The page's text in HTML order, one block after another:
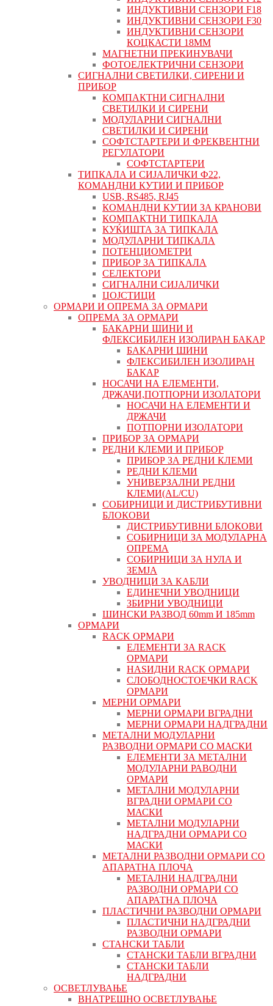
ИНДУКТИВНИ СЕНЗОРИ F18
ИНДУКТИВНИ СЕНЗОРИ F30
ИНДУКТИВНИ СЕНЗОРИ
КОЦКАСТИ 18ММ
МАГНЕТНИ ПРЕКИНУВАЧИ
ФОТОЕЛЕКТРИЧНИ СЕНЗОРИ
СИГНАЛНИ СВЕТИЛКИ, СИРЕНИ И
ПРИБОР
КОМПАКТНИ СИГНАЛНИ
СВЕТИЛКИ И СИРЕНИ
МОДУЛАРНИ СИГНАЛНИ
СВЕТИЛКИ И СИРЕНИ
СОФТСТАРТЕРИ И ФРЕКВЕНТНИ
РЕГУЛАТОРИ
СОФТСТАРТЕРИ
ТИПКАЛА И СИЈАЛИЧКИ Ф22,
КОМАНДНИ КУТИИ И ПРИБОР
USB, RS485, RJ45
КОМАНДНИ КУТИИ ЗА КРАНОВИ
КОМПАКТНИ ТИПКАЛА
КУЌИШТА ЗА ТИПКАЛА
МОДУЛАРНИ ТИПКАЛА
ПОТЕНЦИОМЕТРИ
ПРИБОР ЗА ТИПКАЛА
СЕЛЕКТОРИ
СИГНАЛНИ СИЈАЛИЧКИ
ЏОЈСТИЦИ
ОРМАРИ И ОПРЕМА ЗА ОРМАРИ
ОПРЕМА ЗА ОРМАРИ
БАКАРНИ ШИНИ И
ФЛЕКСИБИЛЕН ИЗОЛИРАН БАКАР
БАКАРНИ ШИНИ
ФЛЕКСИБИЛЕН ИЗОЛИРАН
БАКАР
НОСАЧИ НА ЕЛЕМЕНТИ,
ДРЖАЧИ,ПОТПОРНИ ИЗОЛАТОРИ
НОСАЧИ НА ЕЛЕМЕНТИ И
ДРЖАЧИ
ПОТПОРНИ ИЗОЛАТОРИ
ПРИБОР ЗА ОРМАРИ
РЕДНИ КЛЕМИ И ПРИБОР
ПРИБОР ЗА РЕДНИ КЛЕМИ
РЕДНИ КЛЕМИ
УНИВЕРЗАЛНИ РЕДНИ
КЛЕМИ(AL/CU)
СОБИРНИЦИ И ДИСТРИБУТИВНИ
БЛОКОВИ
ДИСТРИБУТИВНИ БЛОКОВИ
СОБИРНИЦИ ЗА МОДУЛАРНА
ОПРЕМА
СОБИРНИЦИ ЗА НУЛА И
ЗЕМЈА
УВОДНИЦИ ЗА КАБЛИ
ЕДИНЕЧНИ УВОДНИЦИ
ЗБИРНИ УВОДНИЦИ
ШИНСКИ РАЗВОД 60mm И 185mm
ОРМАРИ
RACK ОРМАРИ
ЕЛЕМЕНТИ ЗА RACK
ОРМАРИ
НАЅИДНИ RACK ОРМАРИ
СЛОБОДНОСТОЕЧКИ RACK
ОРМАРИ
МЕРНИ ОРМАРИ
МЕРНИ ОРМАРИ ВГРАДНИ
МЕРНИ ОРМАРИ НАДГРАДНИ
МЕТАЛНИ МОДУЛАРНИ
РАЗВОДНИ ОРМАРИ СО МАСКИ
ЕЛЕМЕНТИ ЗА МЕТАЛНИ
МОДУЛАРНИ РАВОДНИ
ОРМАРИ
МЕТАЛНИ МОДУЛАРНИ
ВГРАДНИ ОРМАРИ СО
МАСКИ
МЕТАЛНИ МОДУЛАРНИ
НАДГРАДНИ ОРМАРИ СО
МАСКИ
МЕТАЛНИ РАЗВОДНИ ОРМАРИ СО
АПАРАТНА ПЛОЧА
МЕТАЛНИ НАДГРАДНИ
РАЗВОДНИ ОРМАРИ СО
АПАРАТНА ПЛОЧА
ПЛАСТИЧНИ РАЗВОДНИ ОРМАРИ
ПЛАСТИЧНИ НАДГРАДНИ
РАЗВОДНИ ОРМАРИ
СТАНСКИ ТАБЛИ
СТАНСКИ ТАБЛИ ВГРАДНИ
СТАНСКИ ТАБЛИ
НАДГРАДНИ
ОСВЕТЛУВАЊЕ
ВНАТРЕШНО ОСВЕТЛУВАЊЕ